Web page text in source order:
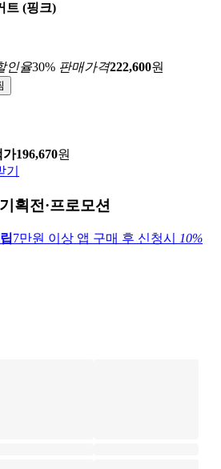
트 (핑크)
인율30% 판매가격222,600원
가196,670원
획전·프로모션
7만원 이상 앱 구매 후 신청시
10%